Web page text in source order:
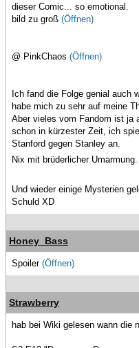
dieser Comic... so emotional.
bild zu groß (Öffnen)
@ PinkChaos (Öffnen)
Ich fand die Folge genial auch
habe mich zu sehr auf meine
Aber vieles vom Fandom ist ja
schon in kürzester Zeit, ich
Stanford gegen Stanley an.
Nix mit brüderlicher Umarmung.
Und wieder einige Mysterien
Schuld XD
Honey_Bass
Spoiler (Öffnen)
Strawberry
hab bei Wiki gelesen wann die